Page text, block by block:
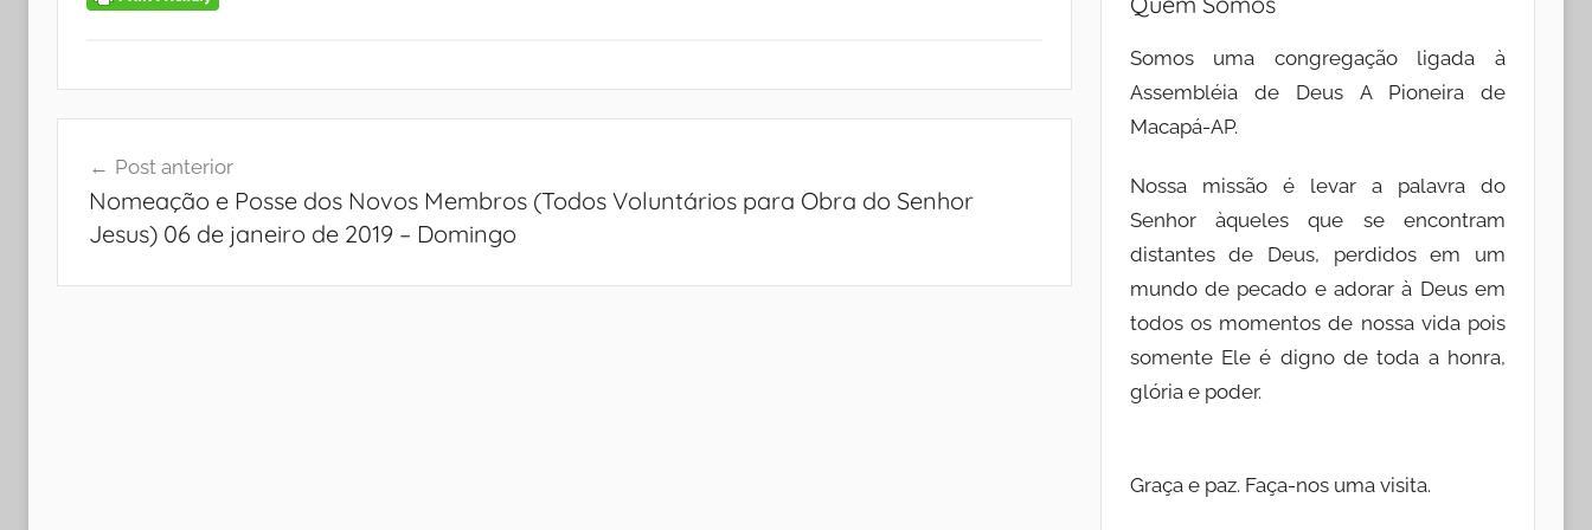
de
Post
Post anterior
Nomeação e Posse dos Novos Membros (Todos Voluntários para Obra do Senhor
Jesus) 06 de janeiro de 2019 – Domingo
Somos uma congregação ligada à
Assembléia de Deus A Pioneira de
Macapá-AP.
Nossa missão é levar a palavra do
Senhor àqueles que se encontram
distantes de Deus, perdidos em um
mundo de pecado e adorar à Deus em
todos os momentos de nossa vida pois
somente Ele é digno de toda a honra,
glória e poder.
Graça e paz. Faça-nos uma visita.